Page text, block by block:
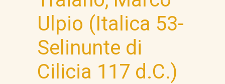
Ulpio (Italica 53-
Selinunte di
Cilicia 117 d.C.)